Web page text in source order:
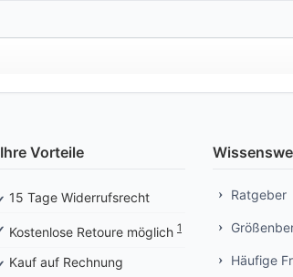
Ihre Vorteile
15 Tage Widerrufsrecht
Kostenlose Retoure möglich 1
Kauf auf Rechnung
Ratgeber
Häufige